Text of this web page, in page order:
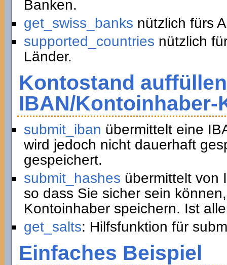
Banken.
get_swiss_banks nützlich fürs
supported_countries nützlich
Länder.
Kontostand
IBAN/Kontoinhaber-
submit_iban übermittelt eine
wird jedoch nicht dauerhaft
gespeichert.
submit_hashes übermittelt von
so dass Sie sicher sein
Kontoinhaber speichern. Ist
get_salts: Hilfsfunktion für
Einfaches Beispiel